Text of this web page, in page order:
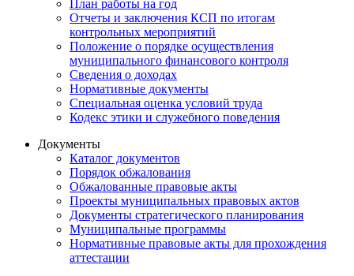
План работы на год
Отчеты и заключения КСП по итогам
контрольных мероприятий
Положение о порядке осуществления
муниципального финансового контроля
Сведения о доходах
Нормативные документы
Специальная оценка условий труда
Кодекс этики и служебного поведения
Документы
Каталог документов
Порядок обжалования
Обжалованные правовые акты
Проекты муниципальных правовых актов
Документы стратегического планирования
Муниципальные программы
Нормативные правовые акты для прохождения
аттестации